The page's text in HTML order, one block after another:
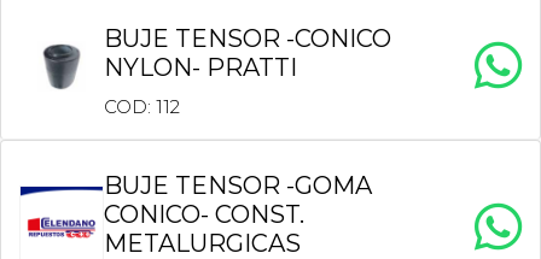
BUJE TENSOR -CONICO
NYLON- PRATTI
COD: 112
BUJE TENSOR -GOMA
CONICO- CONST.
METALURGICAS